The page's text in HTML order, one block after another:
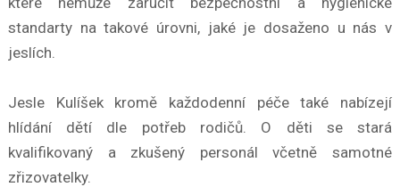
standarty na takové úrovni, jaké je dosaženo u nás v
jeslích.
Jesle Kulíšek kromě každodenní péče také nabízejí
hlídání dětí dle potřeb rodičů. O děti se stará
kvalifikovaný a zkušený personál včetně samotné
zřizovatelky.